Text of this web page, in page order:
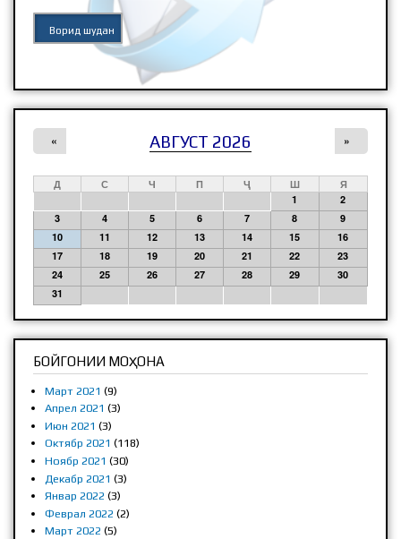
АВГУСТ 2026
« »
Д С Ч П Ҷ Ш
Я
1
2
3
4 5 6 7 8
9
10
11 12 13 14 15
16
17
18 19 20 21 22
23
24
25 26 27 28 29
30
31
БОЙГОНИИ МОҲОНА
Март 2021 (9)
Апрел 2021 (3)
Июн 2021 (3)
Октябр 2021 (118)
Ноябр 2021 (30)
Декабр 2021 (3)
Январ 2022 (3)
Феврал 2022 (2)
Март 2022 (5)